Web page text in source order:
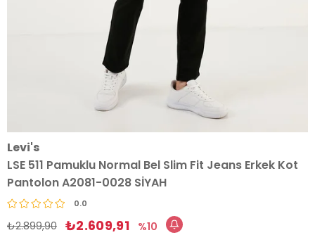
Levi's
LSE 511 Pamuklu Normal Bel Slim Fit Jeans Erkek Kot
Pantolon A2081-0028 SİYAH
0.0
₺2.899,90 ₺2.609,91
10